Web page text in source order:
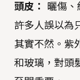
頭皮：
曬傷、
許多人誤以為
其實不然。紫
和玻璃，對頭